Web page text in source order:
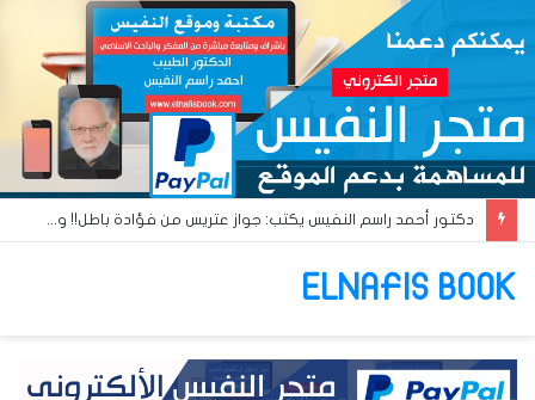
دكتور أحمد راسم النفيس يكتب: جواز عتريس من فؤادة باطل!! وجواز براقش من حُنين فاشل!!
ELNAFIS BOOK